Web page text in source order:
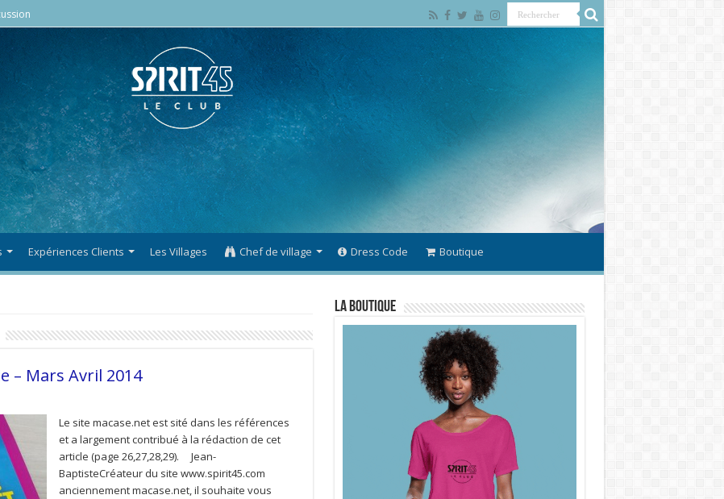
Expériences Clients Les Villages Chef de village Dress Code Boutique
– Mars Avril 2014
Le site macase.net est sité dans les références
et a largement contribué à la rédaction de cet
article (page 26,27,28,29). Jean-
BaptisteCréateur du site www.spirit45.com
anciennement macase.net, il souhaite vous
La Boutique